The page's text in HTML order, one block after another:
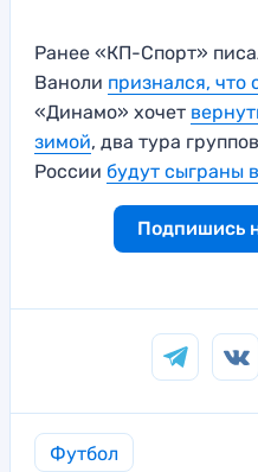
Ранее «КП-Спорт»
Ваноли признался, что
«Динамо» хочет
зимой, два тура
России будут сыграны
Подпишись
Футбол